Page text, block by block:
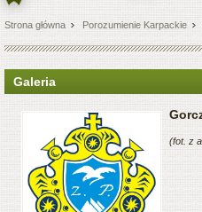
Strona główna Porozumienie Karpackie
Galeria
(fot. z